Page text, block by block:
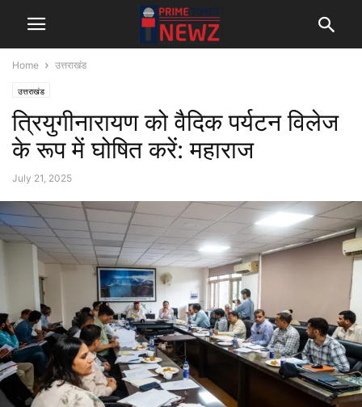
Home उत्तराखंड
उत्तराखंड
त्रियुगीनारायण को वैदिक पर्यटन विलेज
के रूप में घोषित करें: महाराज
July 21, 2025